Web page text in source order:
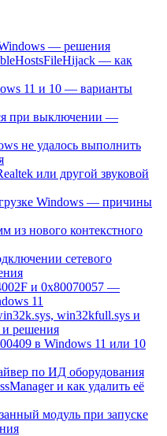
— решения
— как
11 и 10 — варианты
при выключении —
не удалось выполнить
или другой звуковой
Windows — причины
из нового контекстного
сетевого
и 0x80070057 —
11
win32kfull.sys и
решения
в Windows 11 или 10
по ИД оборудования
и как удалить её
модуль при запуске